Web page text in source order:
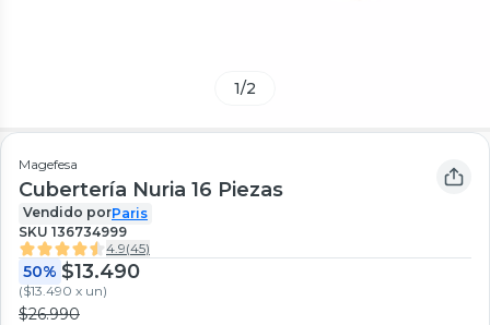
1/2
Magefesa
Cubertería Nuria 16 Piezas
Vendido porParis
SKU 136734999
4.9(45)
50% $13.490
($13.490 x un)
$26.990